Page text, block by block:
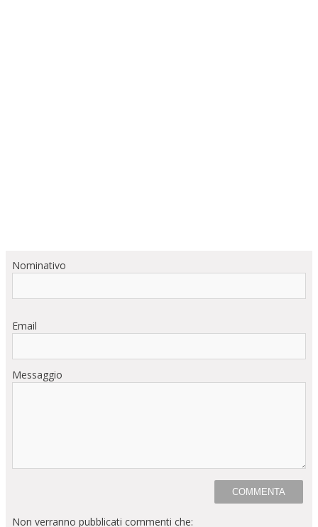
Nominativo
Email
Messaggio
Non verranno pubblicati commenti che: